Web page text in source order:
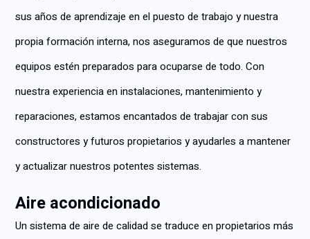
sus años de aprendizaje en el puesto de trabajo y nuestra
propia formación interna, nos aseguramos de que nuestros
equipos estén preparados para ocuparse de todo. Con
nuestra experiencia en instalaciones, mantenimiento y
reparaciones, estamos encantados de trabajar con sus
constructores y futuros propietarios y ayudarles a mantener
y actualizar nuestros potentes sistemas.
Aire acondicionado
Un sistema de aire de calidad se traduce en propietarios más